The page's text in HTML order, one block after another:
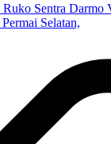
Ruko Sentra Darmo
Selatan,